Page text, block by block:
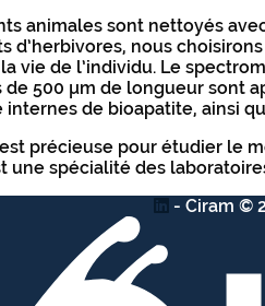
animales sont nettoyés
d’herbivores, nous
vie de l’individu. Le
de 500 µm de longueur sont
de bioapatite, ainsi
est précieuse pour étudier le
une spécialité des
- Ciram ©